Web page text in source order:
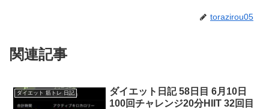
torazirou05
関連記事
ダイエット 筋トレ 日記
ダイエット日記 58日目 6月10日
100回チャレンジ20分HIIT 32回目